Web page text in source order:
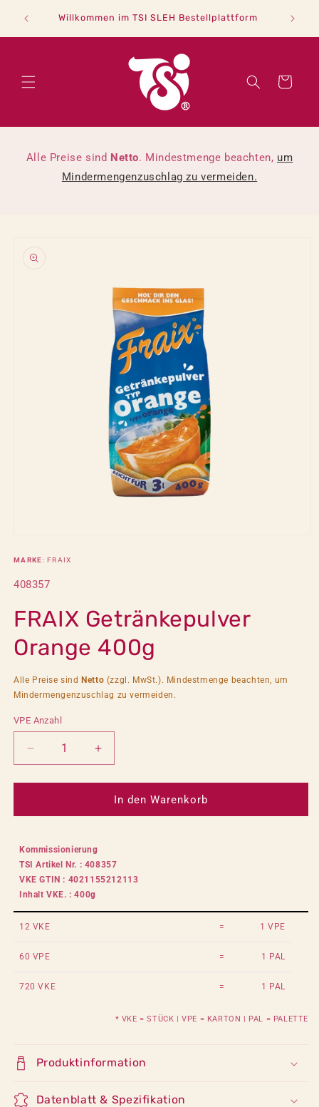
zum
Willkommen im TSI SLEH Bestellplattform 「B2B
Warenkorb
Alle Preise sind Netto. Mindestmenge beachten, um
Mindermengenzuschlag zu vermeiden.
in
öffnen
MARKE: FRAIX
SKU:
408357
FRAIX Getränkepulver
Orange 400g
Alle Preise sind Netto (zzgl. MwSt.). Mindestmenge beachten, um
Mindermengenzuschlag zu vermeiden.
VPE Anzahl
Verringere
die
Menge
FRAIX
Orange
400g
Erhöhe
die
Menge
FRAIX
Orange
400g
In den Warenkorb
Kommissionierung
TSI Artikel Nr. : 408357
VKE GTIN : 4021155212113
Inhalt VKE. : 400g
12 VKE = 1 VPE
60 VPE = 1 PAL
720 VKE = 1 PAL
* VKE = STÜCK | VPE = KARTON | PAL = PALETTE
Produktinformation
Datenblatt & Spezifikation